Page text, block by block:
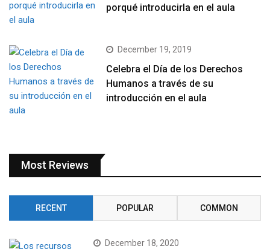
porqué introducirla en el aula
December 19, 2019
Celebra el Día de los Derechos
Humanos a través de su
introducción en el aula
Most Reviews
RECENT POPULAR COMMON
December 18, 2020